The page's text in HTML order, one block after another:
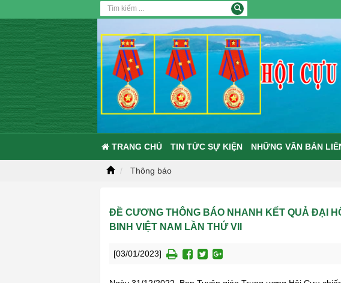
TRANG CHỦ TIN TỨC SỰ KIỆN NHỮNG VĂN BẢN
Thông báo
ĐỀ CƯƠNG THÔNG BÁO NHANH KẾT QUẢ ĐẠI
BINH VIỆT NAM LẦN THỨ VII
[03/01/2023]